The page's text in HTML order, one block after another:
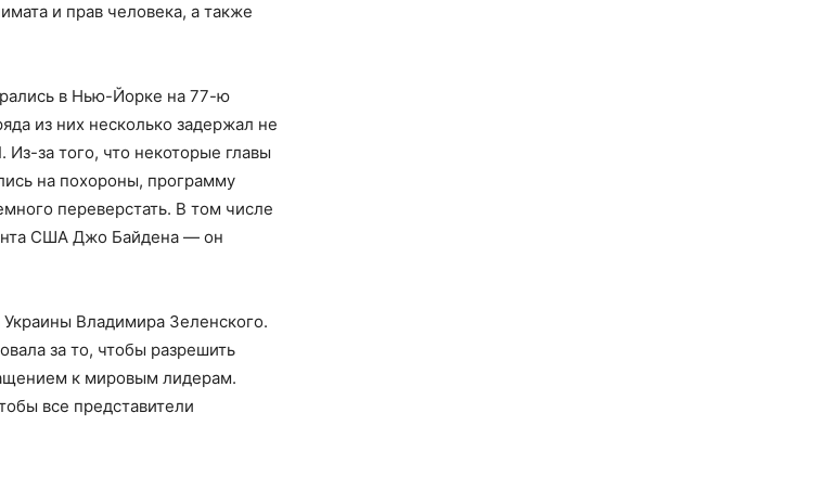
и прав человека, а также
в Нью-Йорке на 77-ю
из них несколько задержал не
за того, что некоторые главы
на похороны, программу
переверстать. В том числе
США Джо Байдена — он
Владимира Зеленского.
за то, чтобы разрешить
к мировым лидерам.
все представители